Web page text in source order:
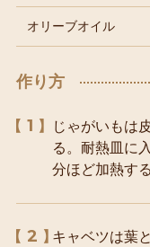
オリーブオイル
作り方
1
じゃがいもは
る。耐熱皿に
分ほど加熱する
2
キャベツは葉